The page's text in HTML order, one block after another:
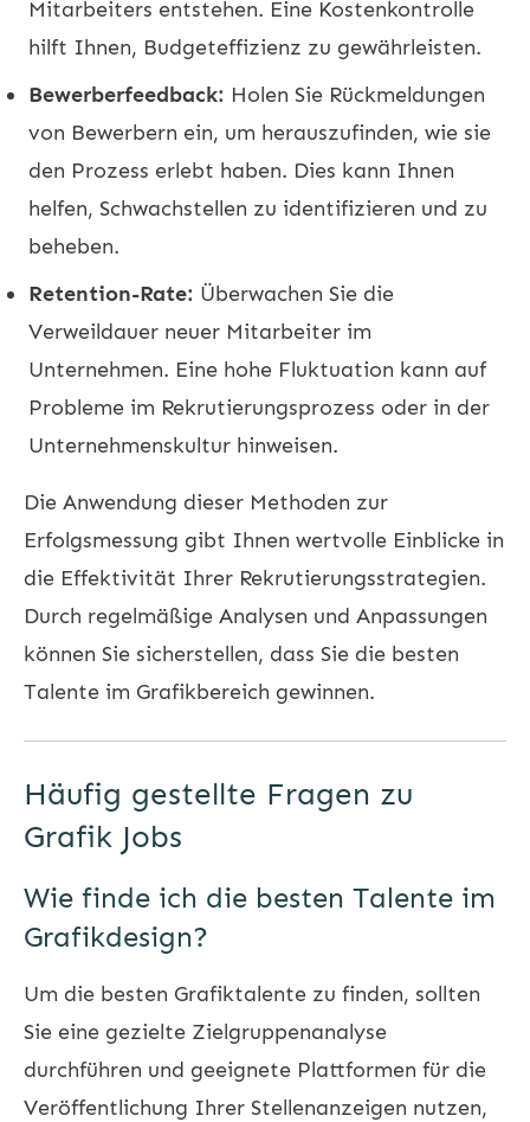
Mitarbeiters entstehen. Eine Kostenkontrolle
hilft Ihnen, Budgeteffizienz zu gewährleisten.
Bewerberfeedback: Holen Sie Rückmeldungen
von Bewerbern ein, um herauszufinden, wie sie
den Prozess erlebt haben. Dies kann Ihnen
helfen, Schwachstellen zu identifizieren und zu
beheben.
Retention-Rate: Überwachen Sie die
Verweildauer neuer Mitarbeiter im
Unternehmen. Eine hohe Fluktuation kann auf
Probleme im Rekrutierungsprozess oder in der
Unternehmenskultur hinweisen.
Die Anwendung dieser Methoden zur
Erfolgsmessung gibt Ihnen wertvolle Einblicke in
die Effektivität Ihrer Rekrutierungsstrategien.
Durch regelmäßige Analysen und Anpassungen
können Sie sicherstellen, dass Sie die besten
Talente im Grafikbereich gewinnen.
Häufig gestellte Fragen zu
Grafik Jobs
Wie finde ich die besten Talente im
Grafikdesign?
Um die besten Grafiktalente zu finden, sollten
Sie eine gezielte Zielgruppenanalyse
durchführen und geeignete Plattformen für die
Veröffentlichung Ihrer Stellenanzeigen nutzen,